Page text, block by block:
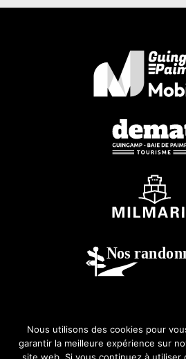
© 2026-Guingamp-Paimpol
Lannion :
Nous utilisons des cookies pour
garantir la meilleure expérience sur
site web. Si vous continuez à utiliser